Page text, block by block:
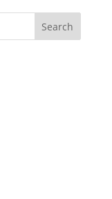
Search